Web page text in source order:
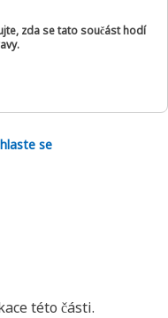
zda se tato součást hodí
se
této části.